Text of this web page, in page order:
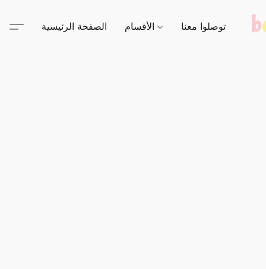
الصفحة الرئيسية توصلوا معنا